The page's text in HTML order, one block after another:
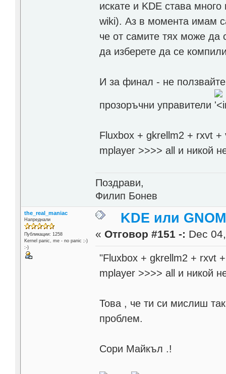
искате и KDE става
wiki). Аз в момента имам
че от самите тях може да
да изберете да се
И за финал - не
прозоръчни управители
Fluxbox + gkrellm2 + rxvt
mplayer >>>> all и никой
Поздрави,
Филип Бонев
the_real_maniac
Напреднали
Публикации: 1258
Kernel panic, me - no panic ;-)
:-)
KDE или
« Отговор #151 -: Dec
"Fluxbox + gkrellm2 + rxvt
mplayer >>>> all и никой
Това , че ти си мислиш
проблем.
Сори Майкъл .!